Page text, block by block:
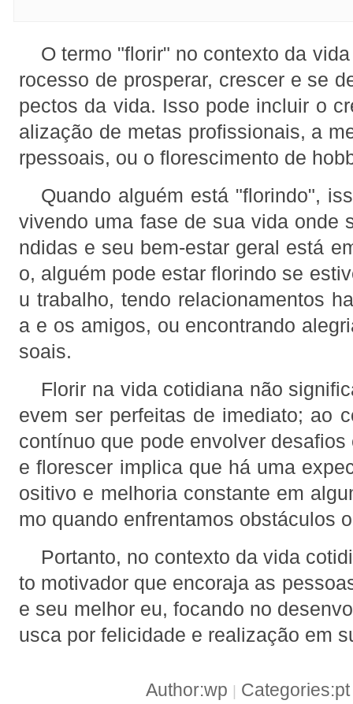
O termo "florir" no contexto da
rocesso de prosperar, crescer e se
pectos da vida. Isso pode incluir o
alização de metas profissionais, a
rpessoais, ou o florescimento de
Quando alguém está "florindo",
vivendo uma fase de sua vida onde
ndidas e seu bem-estar geral está
o, alguém pode estar florindo se
u trabalho, tendo relacionamentos
a e os amigos, ou encontrando
soais.
Florir na vida cotidiana não
evem ser perfeitas de imediato; ao
contínuo que pode envolver
e florescer implica que há uma
ositivo e melhoria constante em
mo quando enfrentamos obstáculos
Portanto, no contexto da vida
to motivador que encoraja as
e seu melhor eu, focando no
usca por felicidade e realização em
Author:wp